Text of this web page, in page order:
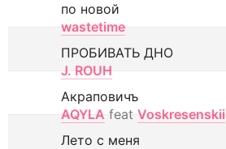
по новой
wastetime
ПРОБИВАТЬ ДНО
J. ROUH
Акраповичъ
AQYLA feat Voskresenskii
Лето с меня